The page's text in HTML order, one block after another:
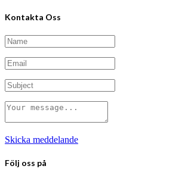
väljas
produktsidan
Kontakta Oss
Skicka meddelande
Följ oss på